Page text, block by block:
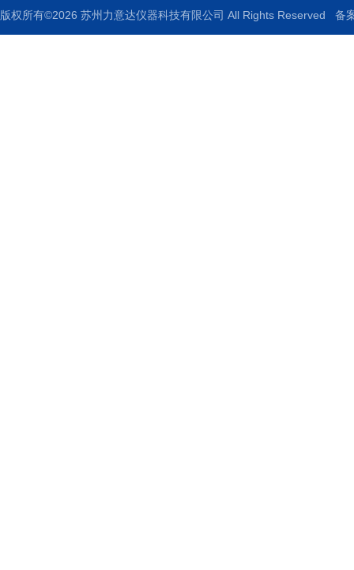
版权所有©2026 苏州力意达仪器科技有限公司 All Rights Reserved 备